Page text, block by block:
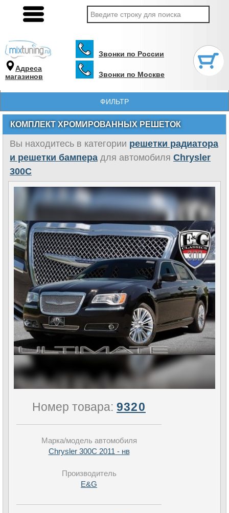
Адреса
магазинов
Звонки по России
Звонки по Москве
ФИЛЬТР
КОМПЛЕКТ ХРОМИРОВАННЫХ РЕШЕТОК
Вы находитесь в категории решетки радиатора
и решетки бампера для автомобиля Chrysler
300C
Номер товара:9320
Марка/модель автомобиля
Chrysler 300C 2011 - нв
Производитель
E&G